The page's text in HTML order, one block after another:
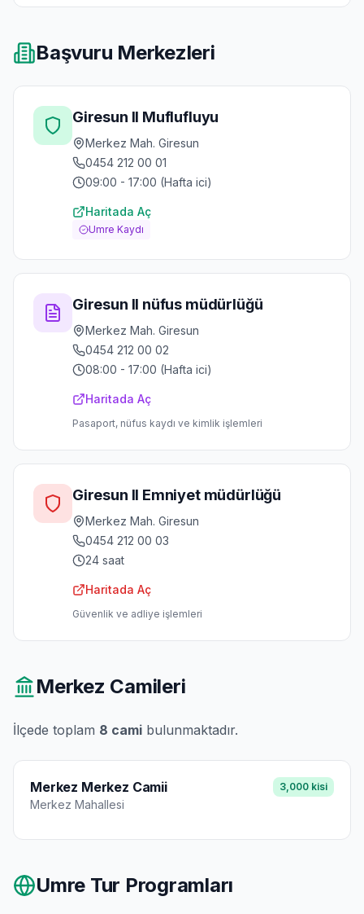
Başvuru Merkezleri
Giresun Il Muflufluyu
Merkez Mah. Giresun
0454 212 00 01
09:00 - 17:00 (Hafta ici)
Haritada Aç
Umre Kaydı
Giresun Il nüfus müdürlüğü
Merkez Mah. Giresun
0454 212 00 02
08:00 - 17:00 (Hafta ici)
Haritada Aç
Pasaport, nüfus kaydı ve kimlik işlemleri
Giresun Il Emniyet müdürlüğü
Merkez Mah. Giresun
0454 212 00 03
24 saat
Haritada Aç
Güvenlik ve adliye işlemleri
Merkez Camileri
İlçede toplam 8 cami bulunmaktadır.
Merkez Merkez Camii
Merkez Mahallesi
3,000 kisi
Umre Tur Programları